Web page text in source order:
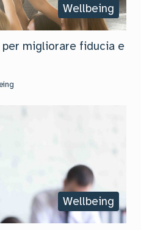
Wellbeing
migliorare fiducia e
Wellbeing